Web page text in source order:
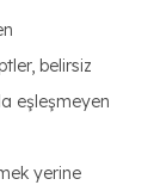
belirsiz
eşleşmeyen
yerine